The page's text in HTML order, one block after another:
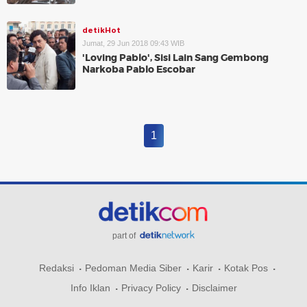
detikHot
Jumat, 29 Jun 2018 09:43 WIB
'Loving Pablo', Sisi Lain Sang Gembong
Narkoba Pablo Escobar
1
part of
Redaksi Pedoman Media Siber Karir
Kotak Pos
Info Iklan
Privacy Policy Disclaimer